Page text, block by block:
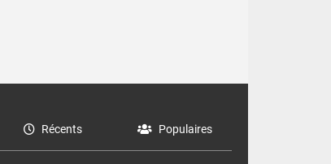
Récents Populaires